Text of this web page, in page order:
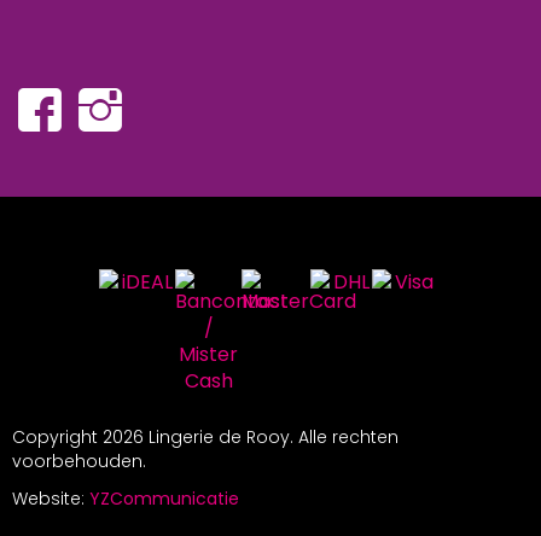
Copyright 2026 Lingerie de Rooy. Alle rechten
voorbehouden.
Website: YZCommunicatie